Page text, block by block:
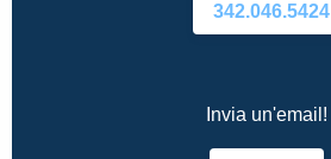
342.046.5424
Invia un'email!